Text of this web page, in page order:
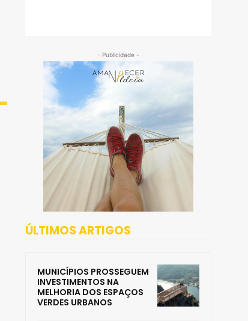
- Publicidade -
ÚLTIMOS ARTIGOS
MUNICÍPIOS PROSSEGUEM
INVESTIMENTOS NA
MELHORIA DOS ESPAÇOS
VERDES URBANOS